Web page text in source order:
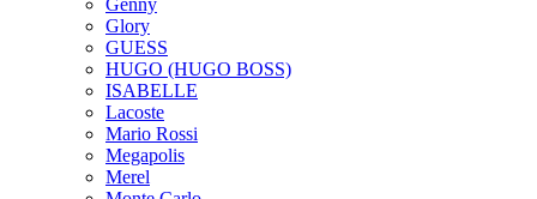
Glory
GUESS
HUGO (HUGO BOSS)
ISABELLE
Lacoste
Mario Rossi
Megapolis
Merel